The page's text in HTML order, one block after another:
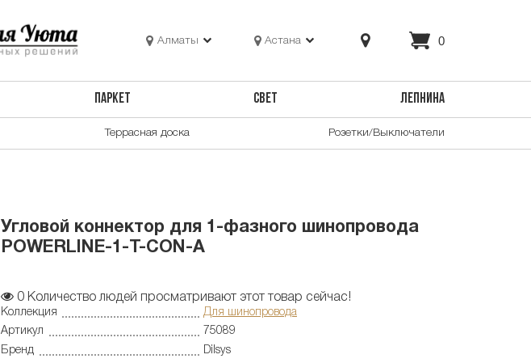
Алматы Астана 0
ПАРКЕТ СВЕТ ЛЕПНИНА
Террасная доска Розетки/Выключатели
Угловой коннектор для 1-фазного шинопровода
POWERLINE-1-T-CON-A
0 Количество людей просматривают этот товар сейчас!
Коллекция
Для шинопровода
Артикул
75089
Бренд
Dilsys